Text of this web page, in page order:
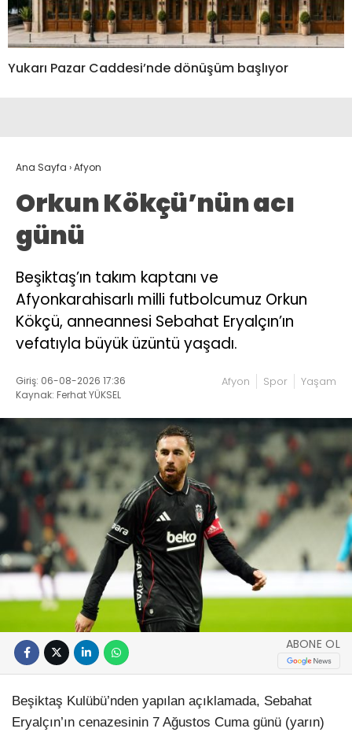
Yukarı Pazar Caddesi’nde dönüşüm başlıyor
Ana Sayfa ›Afyon
Orkun Kökçü’nün acı
günü
Beşiktaş’ın takım kaptanı ve
Afyonkarahisarlı milli futbolcumuz Orkun
Kökçü, anneannesi Sebahat Eryalçın’ın
vefatıyla büyük üzüntü yaşadı.
Giriş: 06-08-2026 17:36
Kaynak: Ferhat YÜKSEL
Afyon Spor Yaşam
ABONE OL
Beşiktaş Kulübü’nden yapılan açıklamada, Sebahat
Eryalçın’ın cenazesinin 7 Ağustos Cuma günü (yarın)